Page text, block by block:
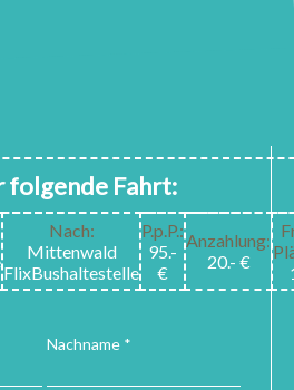
folgende Fahrt:
Nach:
Mittenwald
FlixBushaltestelle
P.p.P.:
95.-
€
Anzahlung:
20.- €
Nachname *